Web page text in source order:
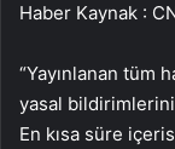
Haber Kaynak :
“Yayınlanan tüm
yasal
En kısa süre